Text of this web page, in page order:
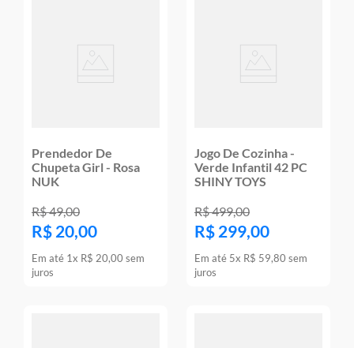
Prendedor De
Chupeta Girl - Rosa
NUK
R$49,00
R$ 20,00
Em até 1x R$ 20,00 sem
juros
Jogo De Cozinha -
Verde Infantil 42 PC
SHINY TOYS
R$499,00
R$ 299,00
Em até 5x R$ 59,80 sem
juros